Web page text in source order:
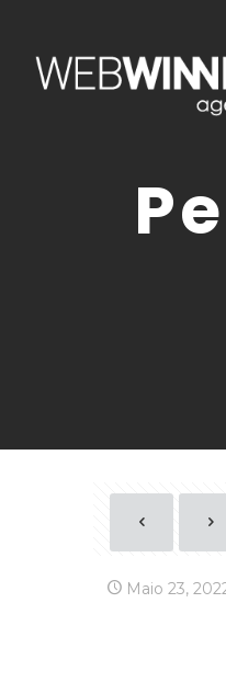
Maio 23,